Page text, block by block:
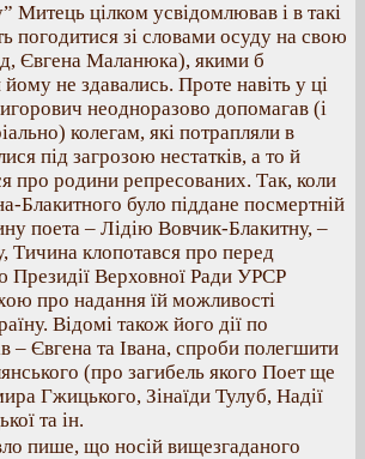
Митець цілком усвідомлював і в такі
погодитися зі словами осуду на свою
Євгена Маланюка), якими б
не здавались. Проте навіть у ці
неодноразово допомагав (і
колегам, які потрапляли в
під загрозою нестатків, а то й
про родини репресованих. Так, коли
Блакитного було піддане посмертній
поета – Лідію Вовчик-Блакитну, –
Тичина клопотався про перед
Президії Верховної Ради УРСР
про надання їй можливості
Відомі також його дії по
– Євгена та Івана, спроби полегшити
(про загибель якого Поет ще
Гжицького, Зінаїди Тулуб, Надії
та ін.
пише, що носій вищезгаданого